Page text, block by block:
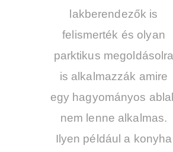
lakberendezők is
felismerték és olyan
parktikus megoldásolra
is alkalmazzák amire
egy hagyományos
nem lenne alkalmas.
Ilyen például a konyha